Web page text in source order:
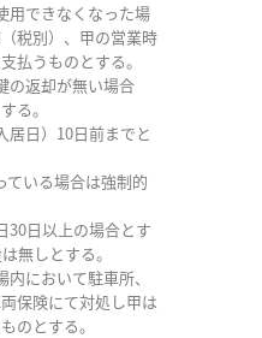
用できなくなった場
税別）、甲の営業時
払うものとする。
の返却が無い場合
る。
居日）10日前までと
ている場合は強制的
30日以上の場合とす
無しとする。
において駐車所、
保険にて対処し甲は
のとする。